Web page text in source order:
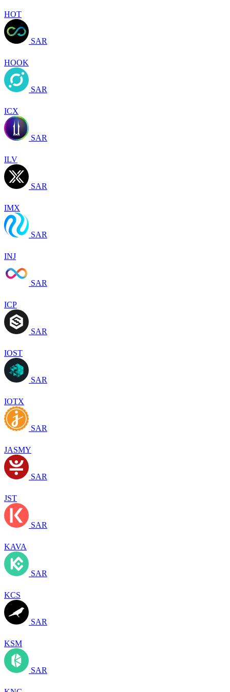
HOT
SAR
HOOK
SAR
ICX
SAR
ILV
SAR
IMX
SAR
INJ
SAR
ICP
SAR
IOST
SAR
IOTX
SAR
JASMY
SAR
JST
SAR
KAVA
SAR
KCS
SAR
KSM
SAR